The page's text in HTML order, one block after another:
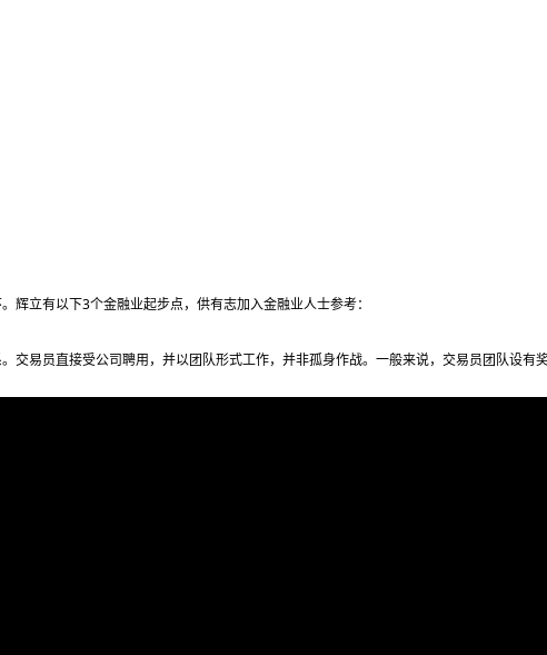
辉立有以下3个金融业起步点，供有志加入金融业人士参考：
交易员直接受公司聘用，并以团队形式工作，并非孤身作战。一般来说，交易员团队设有